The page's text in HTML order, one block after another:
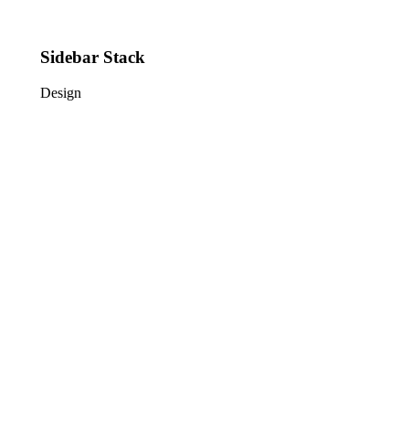
Sidebar Stack
Design